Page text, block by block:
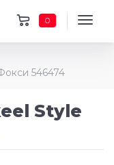
0
546474
Style